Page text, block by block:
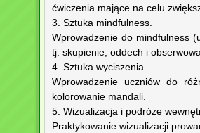
ćwiczenia mające na celu
3. Sztuka mindfulness.
Wprowadzenie do mindfulness
tj. skupienie, oddech i
4. Sztuka wyciszenia.
Wprowadzenie uczniów do
kolorowanie mandali.
5. Wizualizacja i podróże
Praktykowanie wizualizacji